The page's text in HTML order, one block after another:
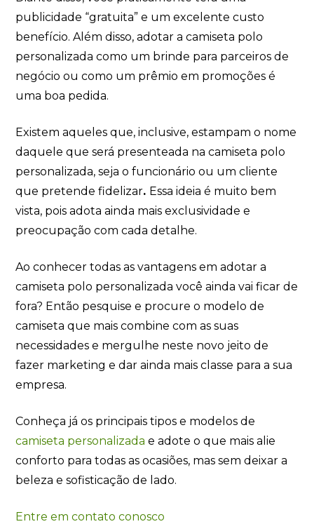
publicidade “gratuita” e um excelente custo
benefício. Além disso, adotar a camiseta polo
personalizada como um brinde para parceiros de
negócio ou como um prêmio em promoções é
uma boa pedida.
Existem aqueles que, inclusive, estampam o nome
daquele que será presenteada na camiseta polo
personalizada, seja o funcionário ou um cliente
que pretende fidelizar. Essa ideia é muito bem
vista, pois adota ainda mais exclusividade e
preocupação com cada detalhe.
Ao conhecer todas as vantagens em adotar a
camiseta polo personalizada você ainda vai ficar de
fora? Então pesquise e procure o modelo de
camiseta que mais combine com as suas
necessidades e mergulhe neste novo jeito de
fazer marketing e dar ainda mais classe para a sua
empresa.
Conheça já os principais tipos e modelos de
camiseta personalizada e adote o que mais alie
conforto para todas as ocasiões, mas sem deixar a
beleza e sofisticação de lado.
Entre em contato conosco